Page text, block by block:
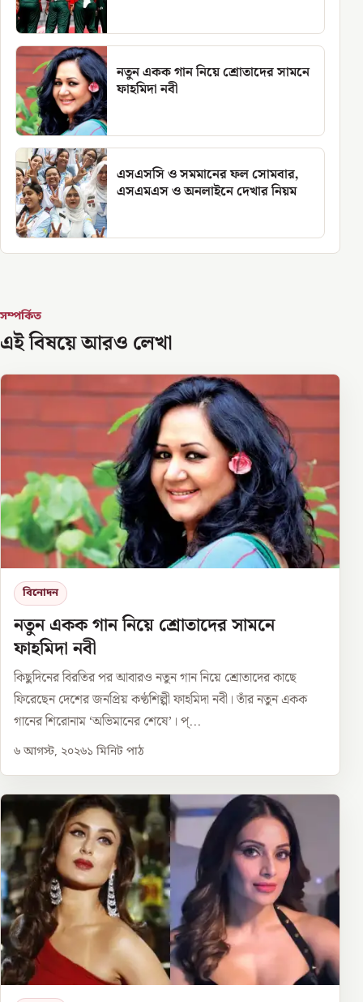
নতুন একক গান নিয়ে শ্রোতাদের সামনে
ফাহমিদা নবী
এসএসসি ও সমমানের ফল সোমবার,
এসএমএস ও অনলাইনে দেখার নিয়ম
সম্পর্কিত
এই বিষয়ে আরও লেখা
বিনোদন
নতুন একক গান নিয়ে শ্রোতাদের সামনে
ফাহমিদা নবী
কিছুদিনের বিরতির পর আবারও নতুন গান নিয়ে শ্রোতাদের কাছে
ফিরেছেন দেশের জনপ্রিয় কণ্ঠশিল্পী ফাহমিদা নবী। তাঁর নতুন একক
গানের শিরোনাম ‘অভিমানের শেষে’। প্...
৬ আগস্ট, ২০২৬১ মিনিট পাঠ